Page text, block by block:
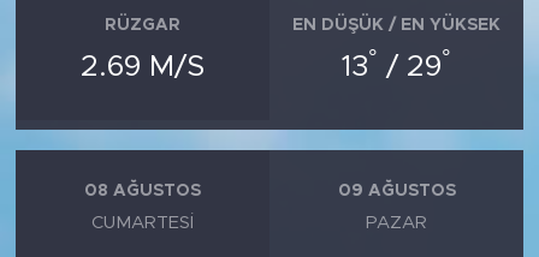
RÜZGAR
2.69 M/S
EN DÜŞÜK / EN YÜKSEK
13° / 29°
08 AĞUSTOS
CUMARTESI
09 AĞUSTOS
PAZAR
SİYASET
MEDYA KÖŞESİ
FOTO GALERİ
VİDEOLAR